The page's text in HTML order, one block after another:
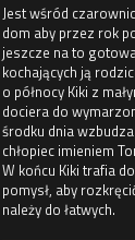
Jest wśród
dom aby przez rok
jeszcze na to
kochających ją
o północy Kiki z
dociera do
środku dnia
chłopiec imieniem
W końcu Kiki trafia
pomysł, aby
należy do łatwych.